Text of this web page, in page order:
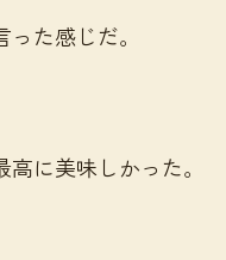
た感じだ。
に美味しかった。